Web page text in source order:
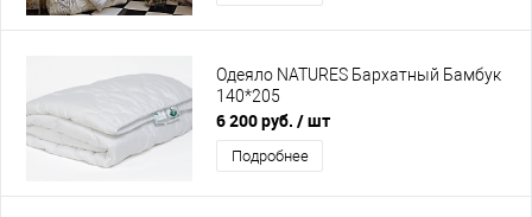
Одеяло NATURES Бархатный Бамбук
140*205
6 200 руб. / шт
Подробнее